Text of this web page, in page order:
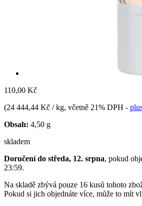
110,00 Kč
(24 444,44 Kč / kg, včetně 21% DPH -
Obsah: 4,50 g
skladem
Doručení do středa, 12. srpna, pokud
23:59.
Na skladě zbývá pouze 16 kusů tohoto
Pokud si jich objednáte více, může to mít